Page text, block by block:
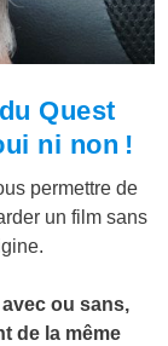
Quest
ni non !
permettre de
un film sans
ou sans,
de la même